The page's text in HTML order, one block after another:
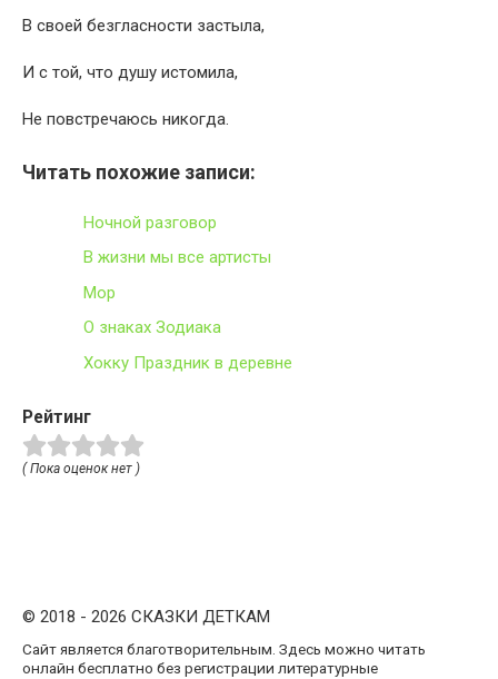
В своей безгласности застыла,
И с той, что душу истомила,
Не повстречаюсь никогда.
Читать похожие записи:
Ночной разговор
В жизни мы все артисты
Мор
О знаках Зодиака
Хокку Праздник в деревне
Рейтинг
( Пока оценок нет )
© 2018 - 2026 СКАЗКИ ДЕТКАМ
Сайт является благотворительным. Здесь можно читать
онлайн бесплатно без регистрации литературные